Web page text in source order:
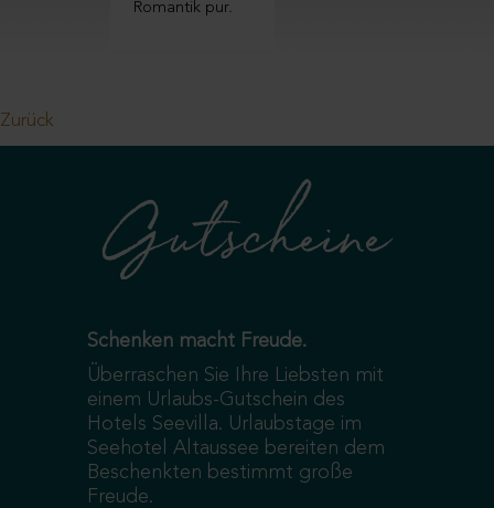
Zurück
Gutscheine
Schenken macht Freude.
Überraschen Sie Ihre Liebsten mit
einem Urlaubs-Gutschein des
Hotels Seevilla. Urlaubstage im
Seehotel Altaussee bereiten dem
Beschenkten bestimmt große
Freude.